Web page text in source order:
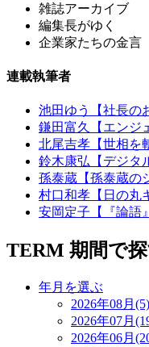
雑誌アーカイブ
編集長がゆく
企業家たちの金言
連載執筆者
池田ゆう【社長の
鎌田富久【エンジ
北尾吉孝【世相を
鈴木康弘【デジタ
孫泰蔵【孫泰蔵の
村口和孝【日の丸
安岡定子【『論語
TERM 期間で
年月を選ぶ
2026年08月(5)
2026年07月
2026年06月